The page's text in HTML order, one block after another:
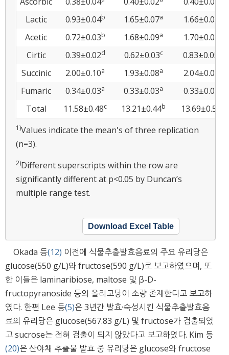
Lactic 0.93±0.04b 1.65±0.07a 1.66±0.08
Acetic 0.72±0.03b 1.68±0.09a 1.70±0.05
Cirtic 0.39±0.02d 0.62±0.03c 0.83±0.05
Succinic 2.00±0.10a 1.93±0.08a 2.04±0.06
Fumaric 0.34±0.03a 0.33±0.03a 0.33±0.04
Total 11.58±0.48c 13.21±0.44b 13.69±0.55
1)Values indicate the mean's of three replication
(n=3).
2)Different superscripts within the row are
significantly different at p<0.05 by Duncan’s
multiple range test.
Download Excel Table
Okada 등(12) 이전에 식물추출발효음료의 주요 유리당은
glucose(550 g/L)와 fructose(590 g/L)로 보고하였으며, 또
한 이들은 laminaribiose, maltose 및 β-D-
fructopyranoside 등의 올리고당이 소량 존재한다고 보고하
였다. 한편 Lee 등(5)은 3년간 발효·숙성시킨 식물추출발효음
료의 유리당은 glucose(567.83 g/L) 및 fructose가 검출되었
고 sucrose는 전혀 검출이 되지 않았다고 보고하였다. Kim 등
(20)은 산야채 추출물 발효 중 유리당은 glucose와 fructose